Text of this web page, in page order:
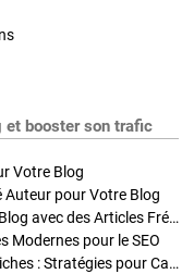
et booster son trafic
Votre Blog
Auteur pour Votre Blog
Stratégies de Publication : Boostez Votre Blog avec des Articles Fréquents et Exclusifs
Modernes pour le SEO
Enrichir Vos Articles avec des Contenus Riches : Stratégies pour Captiver et Optimiser